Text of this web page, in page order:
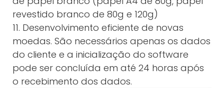
revestido branco de 80g e 120g)
11. Desenvolvimento eficiente de novas
moedas. São necessários apenas os dados
do cliente e a inicialização do software
pode ser concluída em até 24 horas após
o recebimento dos dados.